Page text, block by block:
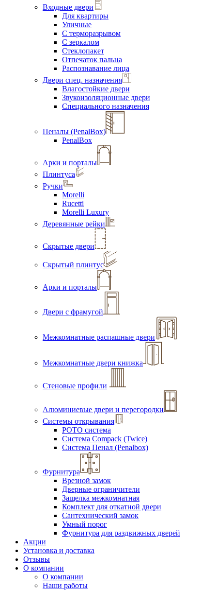
Входные двери
Для квартиры
Уличные
С терморазрывом
С зеркалом
Стеклопакет
Отпечаток пальца
Распознавание лица
Двери спец. назначения
Влагостойкие двери
Звукоизоляционные двери
Специального назначения
Пеналы (PenalBox)
PenalBox
Арки и порталы
Плинтуса
Ручки
Morelli
Rucetti
Morelli Luxury
Деревянные рейки
Скрытые двери
Скрытый плинтус
Арки и порталы
Двери с фрамугой
Межкомнатные распашные двери
Межкомнатные двери книжка
Стеновые профили
Алюминиевые двери и перегородки
Системы открывания
РОТО система
Система Compack (Twice)
Система Пенал (Penalbox)
Фурнитура
Врезной замок
Дверные ограничители
Защелка межкомнатная
Комплект для откатной двери
Сантехнический замок
Умный порог
Фурнитура для раздвижных дверей
Акции
Установка и доставка
Отзывы
О компании
О компании
Наши работы